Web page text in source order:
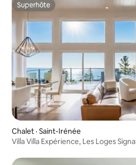
Superhôte
Superhôte
Chalet · Saint-Irénée
Villa Villa Expérience, Les Loges